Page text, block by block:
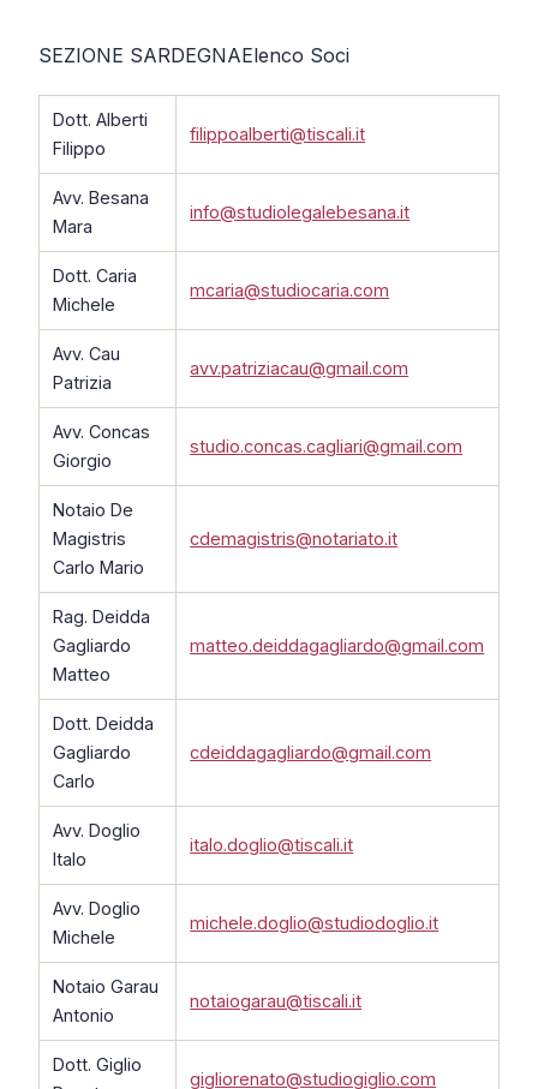
SEZIONE SARDEGNAElenco Soci
Dott. Alberti
Filippo
filippoalberti@tiscali.it
Avv. Besana
Mara
info@studiolegalebesana.it
Dott. Caria
Michele
mcaria@studiocaria.com
Avv. Cau
Patrizia
avv.patriziacau@gmail.com
Avv. Concas
Giorgio
studio.concas.cagliari@gmail.com
Notaio De
Magistris
Carlo Mario
cdemagistris@notariato.it
Rag. Deidda
Gagliardo
Matteo
matteo.deiddagagliardo@gmail.com
Dott. Deidda
Gagliardo
Carlo
cdeiddagagliardo@gmail.com
Avv. Doglio
Italo
italo.doglio@tiscali.it
Avv. Doglio
Michele
michele.doglio@studiodoglio.it
Notaio Garau
Antonio
notaiogarau@tiscali.it
Dott. Giglio
gigliorenato@studiogiglio.com